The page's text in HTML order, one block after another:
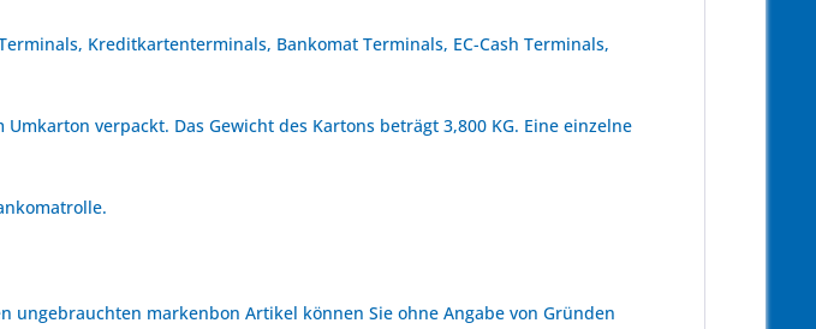
Kreditkartenterminals, Bankomat Terminals, EC-Cash Terminals,
verpackt. Das Gewicht des Kartons beträgt 3,800 KG. Eine einzelne
ungebrauchten markenbon Artikel können Sie ohne Angabe von Gründen